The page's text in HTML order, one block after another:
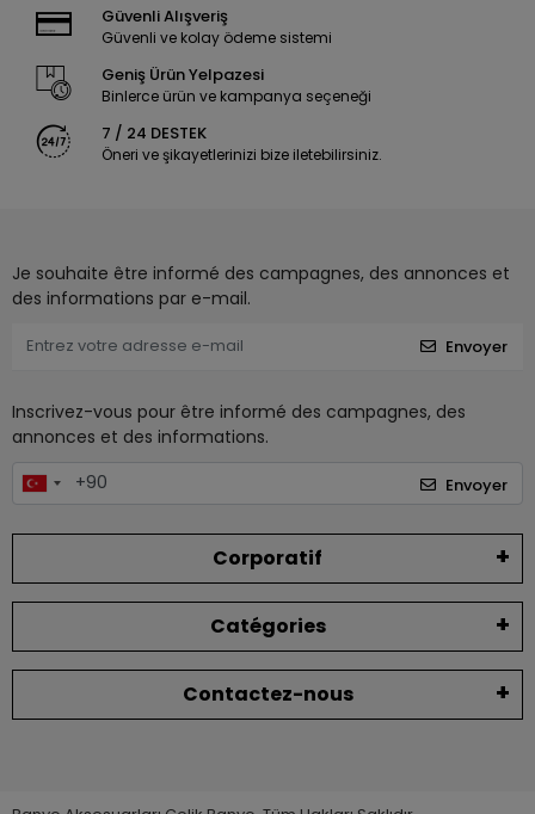
Güvenli Alışveriş
Güvenli ve kolay ödeme sistemi
Geniş Ürün Yelpazesi
Binlerce ürün ve kampanya seçeneği
7 / 24 DESTEK
Öneri ve şikayetlerinizi bize iletebilirsiniz.
Je souhaite être informé des campagnes, des annonces et
des informations par e-mail.
Envoyer
Inscrivez-vous pour être informé des campagnes, des
annonces et des informations.
Envoyer
Corporatif
Catégories
Contactez-nous